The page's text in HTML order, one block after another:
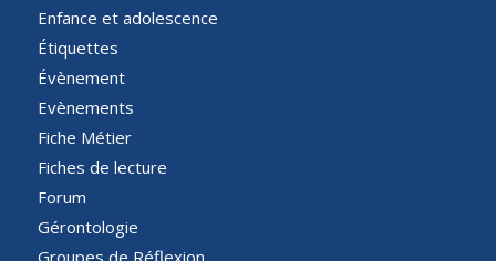
Enfance et adolescence
Étiquettes
Évènement
Evènements
Fiche Métier
Fiches de lecture
Forum
Gérontologie
Groupes de Réflexion